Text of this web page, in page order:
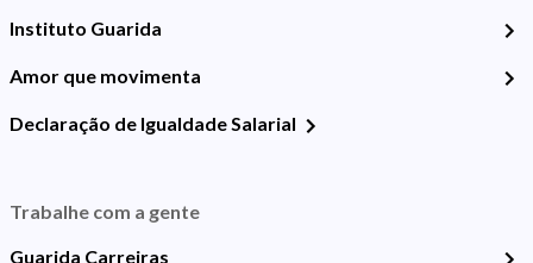
Instituto Guarida
Amor que movimenta
Declaração de Igualdade Salarial
Trabalhe com a gente
Guarida Carreiras